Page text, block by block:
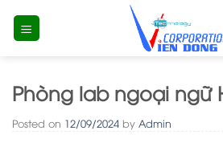
Phòng lab ngoại ngữ
Posted on 12/09/2024 by Admin